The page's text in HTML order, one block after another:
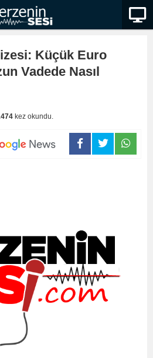
Küçük Euro
Vadede Nasıl
kez okundu.